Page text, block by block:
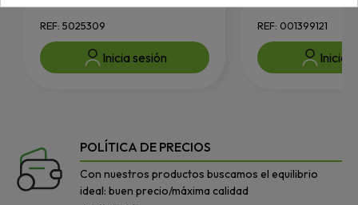
REF: 5025309
Inicia sesión
REF: 001399121
Inicia
POLÍTICA DE PRECIOS
Con nuestros productos buscamos el equilibrio
ideal: buen precio/máxima calidad